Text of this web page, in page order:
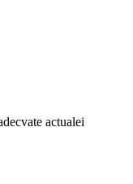
actualei